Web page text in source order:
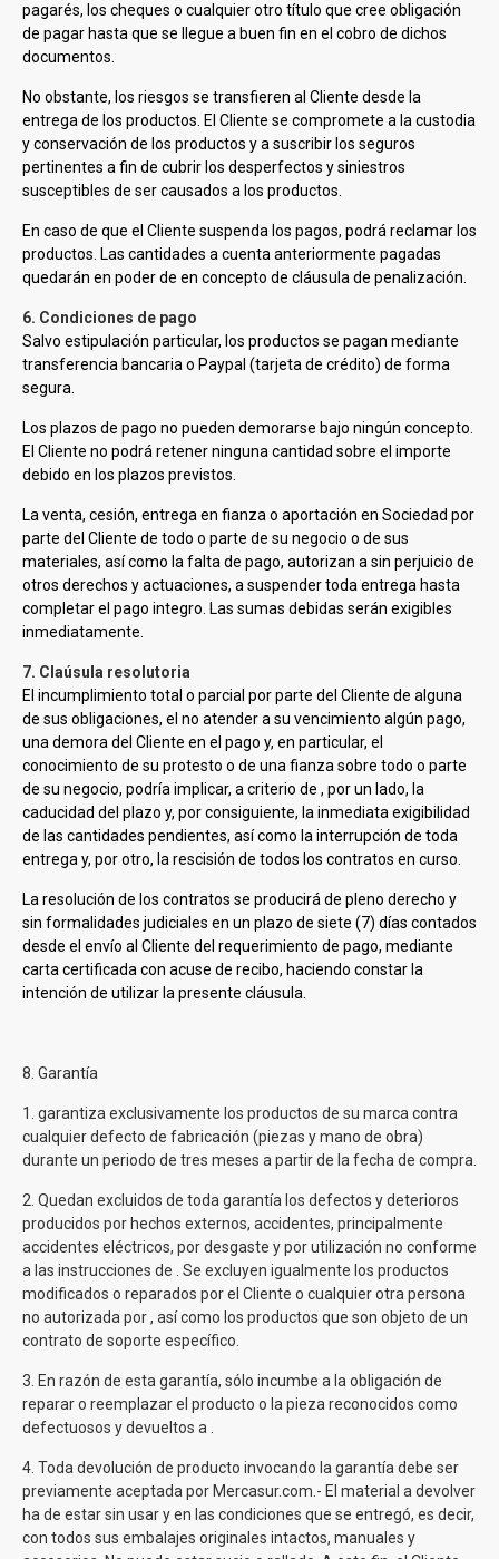
pagarés, los cheques o cualquier otro título que cree obligación
de pagar hasta que se llegue a buen fin en el cobro de dichos
documentos.
No obstante, los riesgos se transfieren al Cliente desde la
entrega de los productos. El Cliente se compromete a la custodia
y conservación de los productos y a suscribir los seguros
pertinentes a fin de cubrir los desperfectos y siniestros
susceptibles de ser causados a los productos.
En caso de que el Cliente suspenda los pagos, podrá reclamar los
productos. Las cantidades a cuenta anteriormente pagadas
quedarán en poder de en concepto de cláusula de penalización.
6. Condiciones de pago
Salvo estipulación particular, los productos se pagan mediante
transferencia bancaria o Paypal (tarjeta de crédito) de forma
segura.
Los plazos de pago no pueden demorarse bajo ningún concepto.
El Cliente no podrá retener ninguna cantidad sobre el importe
debido en los plazos previstos.
La venta, cesión, entrega en fianza o aportación en Sociedad por
parte del Cliente de todo o parte de su negocio o de sus
materiales, así como la falta de pago, autorizan a sin perjuicio de
otros derechos y actuaciones, a suspender toda entrega hasta
completar el pago integro. Las sumas debidas serán exigibles
inmediatamente.
7. Claúsula resolutoria
El incumplimiento total o parcial por parte del Cliente de alguna
de sus obligaciones, el no atender a su vencimiento algún pago,
una demora del Cliente en el pago y, en particular, el
conocimiento de su protesto o de una fianza sobre todo o parte
de su negocio, podría implicar, a criterio de , por un lado, la
caducidad del plazo y, por consiguiente, la inmediata exigibilidad
de las cantidades pendientes, así como la interrupción de toda
entrega y, por otro, la rescisión de todos los contratos en curso.
La resolución de los contratos se producirá de pleno derecho y
sin formalidades judiciales en un plazo de siete (7) días contados
desde el envío al Cliente del requerimiento de pago, mediante
carta certificada con acuse de recibo, haciendo constar la
intención de utilizar la presente cláusula.
8. Garantía
1. garantiza exclusivamente los productos de su marca contra
cualquier defecto de fabricación (piezas y mano de obra)
durante un periodo de tres meses a partir de la fecha de compra.
2. Quedan excluidos de toda garantía los defectos y deterioros
producidos por hechos externos, accidentes, principalmente
accidentes eléctricos, por desgaste y por utilización no conforme
a las instrucciones de
. Se excluyen igualmente los productos
modificados o reparados por el Cliente o cualquier otra persona
no autorizada por, así como los productos que son objeto de un
contrato de soporte específico.
3. En razón de esta garantía, sólo incumbe a la obligación de
reparar o reemplazar el producto o la pieza reconocidos como
defectuosos y devueltos a
4. Toda devolución de producto invocando la garantía debe ser
previamente aceptada por Mercasur.com.- El material a devolver
ha de estar sin usar y en las condiciones que se entregó, es decir,
con todos sus embalajes originales intactos, manuales y